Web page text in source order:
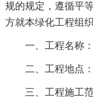
规的规定，遵循平
方就本绿化工程组
一、工程名称：
二、工程地点：
三、工程施工